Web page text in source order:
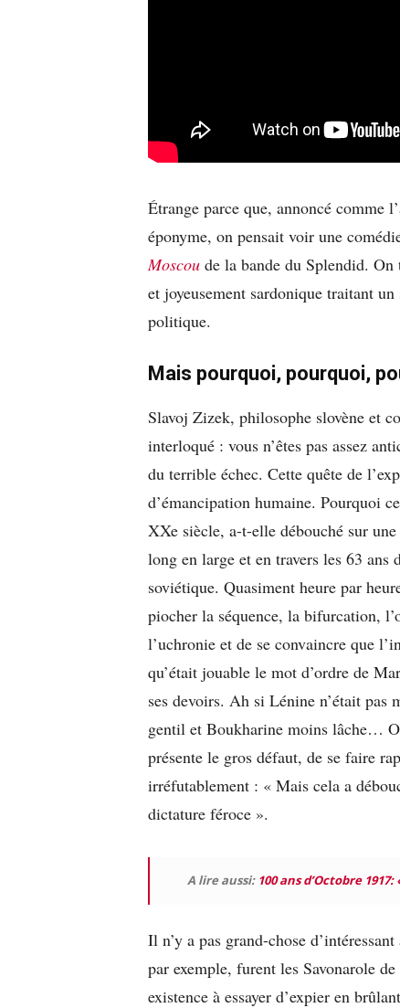
Étrange parce que, annoncé comme
éponyme, on pensait voir une
Moscou de la bande du Splendid.
et joyeusement sardonique traitant
politique.
Mais pourquoi, pourquoi,
Slavoj Zizek, philosophe slovène et
interloqué : vous n’êtes pas assez
du terrible échec. Cette quête de
d’émancipation humaine. Pourquoi
XXe siècle, a-t-elle débouché sur
long en large et en travers les 63
soviétique. Quasiment heure par
piocher la séquence, la bifurcation,
l’uchronie et de se convaincre que
qu’était jouable le mot d’ordre de
ses devoirs. Ah si Lénine n’était
gentil et Boukharine moins lâche…
présente le gros défaut, de se faire
irréfutablement : « Mais cela a
dictature féroce ».
A lire aussi: 100 ans d’Octobre
Il n’y a pas grand-chose
par exemple, furent les Savonarole
existence à essayer d’expier en